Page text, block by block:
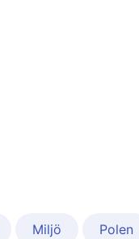
Miljö Polen